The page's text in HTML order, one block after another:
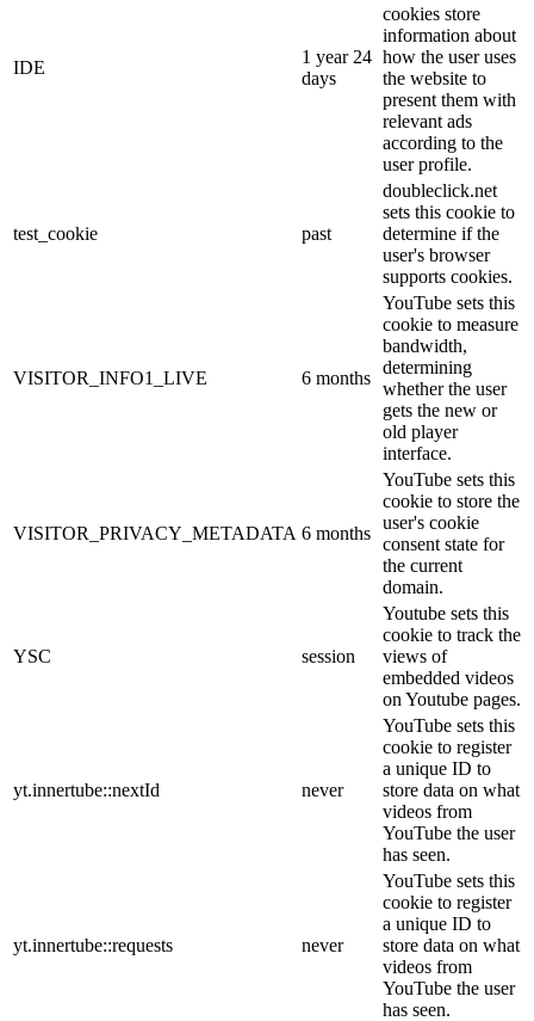
IDE
1 year 24
days
cookies store
information about
how the user uses
the website to
present them with
relevant ads
according to the
user profile.
test_cookie past
doubleclick.net
sets this cookie to
determine if the
user's browser
supports cookies.
VISITOR_INFO1_LIVE 6 months
YouTube sets this
cookie to measure
bandwidth,
determining
whether the user
gets the new or
old player
interface.
VISITOR_PRIVACY_METADATA 6 months
YouTube sets this
cookie to store the
user's cookie
consent state for
the current
domain.
YSC session
Youtube sets this
cookie to track the
views of
embedded videos
on Youtube pages.
yt.innertube::nextId never
YouTube sets this
cookie to register
a unique ID to
store data on what
videos from
YouTube the user
has seen.
yt.innertube::requests never
YouTube sets this
cookie to register
a unique ID to
store data on what
videos from
YouTube the user
has seen.